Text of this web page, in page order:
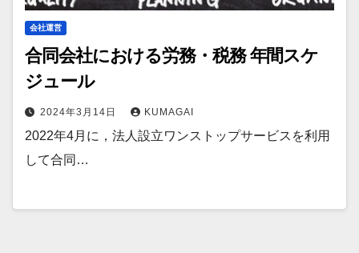
会社運営
合同会社における労務・税務 年間スケ
ジュール
2024年3月14日 KUMAGAI
2022年4月に，法人設立ワンストップサービスを利用
して合同…